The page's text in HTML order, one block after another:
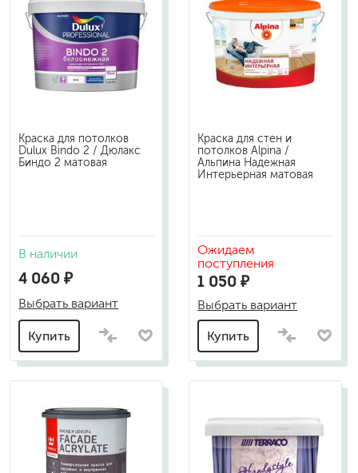
Краска для потолков
Dulux Bindo 2 / Дюлакс
Биндо 2 матовая
В наличии
4 060 ₽
Выбрать вариант
Купить
Краска для стен и
потолков Alpina /
Альпина Надежная
Интерьерная матовая
Ожидаем
поступления
1 050 ₽
Выбрать вариант
Купить